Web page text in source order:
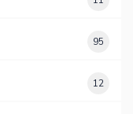
95
12